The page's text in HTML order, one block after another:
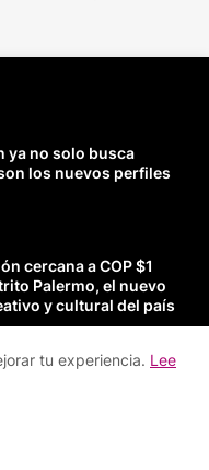
ya no solo busca
los nuevos perfiles
cercana a COP $1
Palermo, el nuevo
y cultural del país
tu experiencia. Lee